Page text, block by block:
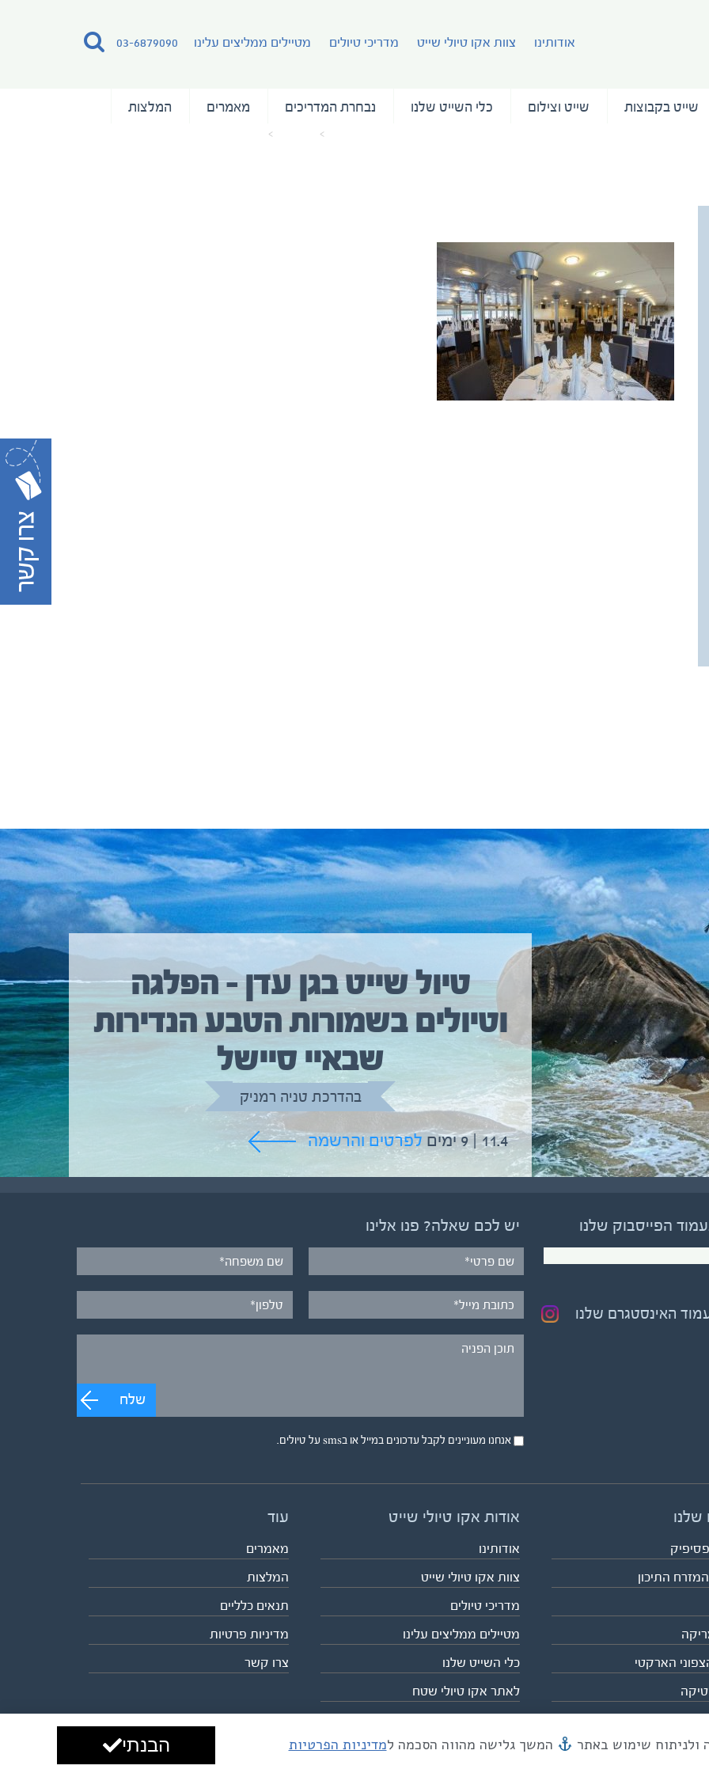
03-6879090 אודותינו צוות אקו טיולי שייט מדריכי טיולים מטיילים ממליצים עלינו
שייט בקבוצות שייט וצילום כלי השייט שלנו נבחרת המדריכים מאמרים המלצות
טיול שייט בגן עדן – הפלגה
וטיולים בשמורות הטבע הנדירות
שבאיי סיישל
בהדרכת טניה רמניק
11.4 | 9 ימים לפרטים והרשמה
טיול שייט מקיף איסלנד
בהדרכת גיל יניב
5.6 | 12 ימים לפרטים והרשמה
הפייסבוק שלנו
האינסטגרם שלנו
יש לכם שאלה? פנו אלינו
שלח
אנחנו מעוניינים לקבל עדכונים במייל או בsms על טיולים.
שלנו
התיכון
הארקטי
אודות אקו טיולי שייט
אודותינו
צוות אקו טיולי שייט
מדריכי טיולים
מטיילים ממליצים עלינו
כלי השייט שלנו
לאתר אקו טיולי שטח
עוד
מאמרים
המלצות
תנאים כלליים
מדיניות פרטיות
צרו קשר
מייל mail@eco.co.il | כתובתנו המסגר 55, תל אביב עיצוב ופיתוח: ביבר גלובל
המשך גלישה מהווה הסכמה למדיניות הפרטיות הבנתי